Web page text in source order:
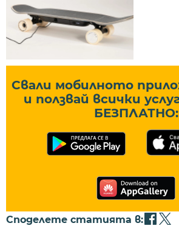
Свали мобилното
и ползвай всички
БЕЗПЛАТНО:
Споделете статията в: